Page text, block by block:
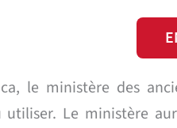
le ministère des
Le ministère